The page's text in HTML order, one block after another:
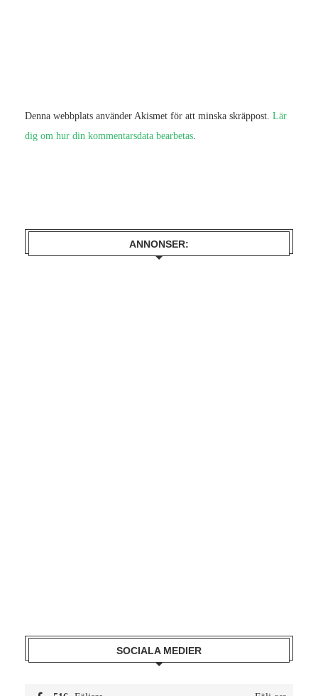
Denna webbplats använder Akismet för att minska skräppost. Lär
dig om hur din kommentarsdata bearbetas
ANNONSER:
SOCIALA MEDIER